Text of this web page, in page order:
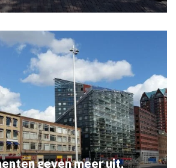
geven meer uit,